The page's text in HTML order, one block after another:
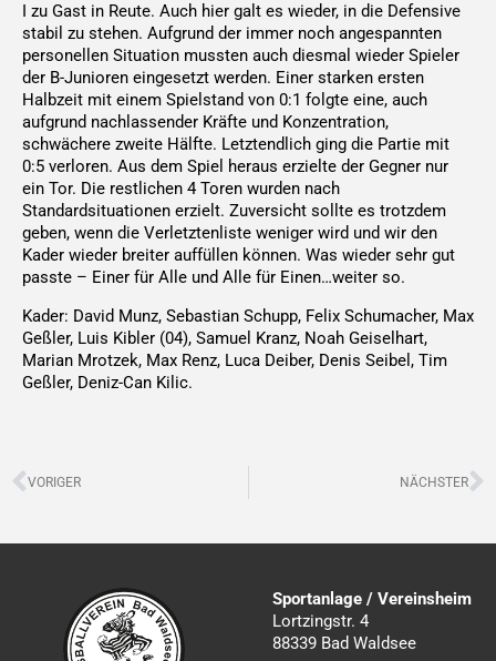
I zu Gast in Reute. Auch hier galt es wieder, in die Defensive
stabil zu stehen. Aufgrund der immer noch angespannten
personellen Situation mussten auch diesmal wieder Spieler
der B-Junioren eingesetzt werden. Einer starken ersten
Halbzeit mit einem Spielstand von 0:1 folgte eine, auch
aufgrund nachlassender Kräfte und Konzentration,
schwächere zweite Hälfte. Letztendlich ging die Partie mit
0:5 verloren. Aus dem Spiel heraus erzielte der Gegner nur
ein Tor. Die restlichen 4 Toren wurden nach
Standardsituationen erzielt. Zuversicht sollte es trotzdem
geben, wenn die Verletztenliste weniger wird und wir den
Kader wieder breiter auffüllen können. Was wieder sehr gut
passte – Einer für Alle und Alle für Einen…weiter so.
Kader: David Munz, Sebastian Schupp, Felix Schumacher, Max
Geßler, Luis Kibler (04), Samuel Kranz, Noah Geiselhart,
Marian Mrotzek, Max Renz, Luca Deiber, Denis Seibel, Tim
Geßler, Deniz-Can Kilic.
Zurück
VORIGER NÄCHSTER
Sportanlage / Vereinsheim
Lortzingstr. 4
88339 Bad Waldsee